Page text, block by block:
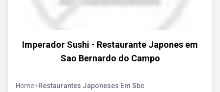
Imperador Sushi - Restaurante Japones em
Sao Bernardo do Campo
Home>Restaurantes Japoneses Em Sbc